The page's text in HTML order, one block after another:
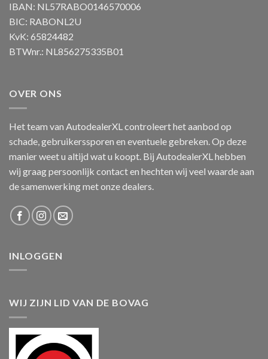
IBAN: NL57RABO0146570006
BIC: RABONL2U
KvK: 65824482
BTWnr.: NL856275335B01
OVER ONS
Het team van AutodealerXL controleert het aanbod op
schade, gebruikerssporen en eventuele gebreken. Op deze
manier weet u altijd wat u koopt. Bij AutodealerXL hebben
wij graag persoonlijk contact en hechten wij veel waarde aan
de samenwerking met onze dealers.
INLOGGEN
WIJ ZIJN LID VAN DE BOVAG